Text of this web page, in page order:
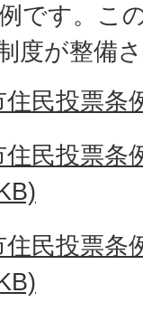
です。こ
度が整備
住民投票条
住民投票条
住民投票条